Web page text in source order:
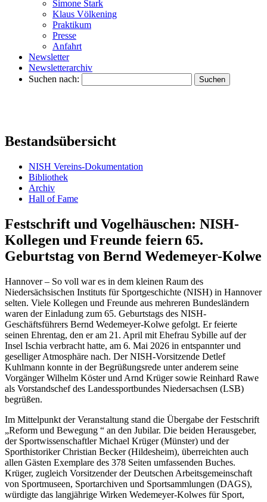
Simone Stark
Klaus Völkening
Praktikum
Presse
Anfahrt
Newsletter
Newsletterarchiv
Suchen nach:
Bestandsübersicht
NISH Vereins-Dokumentation
Bibliothek
Archiv
Hall of Fame
Festschrift und Vogelhäuschen: NISH-
Kollegen und Freunde feiern 65.
Geburtstag von Bernd Wedemeyer-Kolwe
Hannover – So voll war es in dem kleinen Raum des
Niedersächsischen Instituts für Sportgeschichte (NISH) in Hannover
selten. Viele Kollegen und Freunde aus mehreren Bundesländern
waren der Einladung zum 65. Geburtstags des NISH-
Geschäftsführers Bernd Wedemeyer-Kolwe gefolgt. Er feierte
seinen Ehrentag, den er am 21. April mit Ehefrau Sybille auf der
Insel Ischia verbracht hatte, am 6. Mai 2026 in entspannter und
geselliger Atmosphäre nach. Der NISH-Vorsitzende Detlef
Kuhlmann konnte in der Begrüßungsrede unter anderem seine
Vorgänger Wilhelm Köster und Arnd Krüger sowie Reinhard Rawe
als Vorstandschef des Landessportbundes Niedersachsen (LSB)
begrüßen.
Im Mittelpunkt der Veranstaltung stand die Übergabe der Festschrift
„Reform und Bewegung “ an den Jubilar. Die beiden Herausgeber,
der Sportwissenschaftler Michael Krüger (Münster) und der
Sporthistoriker Christian Becker (Hildesheim), überreichten auch
allen Gästen Exemplare des 378 Seiten umfassenden Buches.
Krüger, zugleich Vorsitzender der Deutschen Arbeitsgemeinschaft
von Sportmuseen, Sportarchiven und Sportsammlungen (DAGS),
würdigte das langjährige Wirken Wedemeyer-Kolwes für Sport,